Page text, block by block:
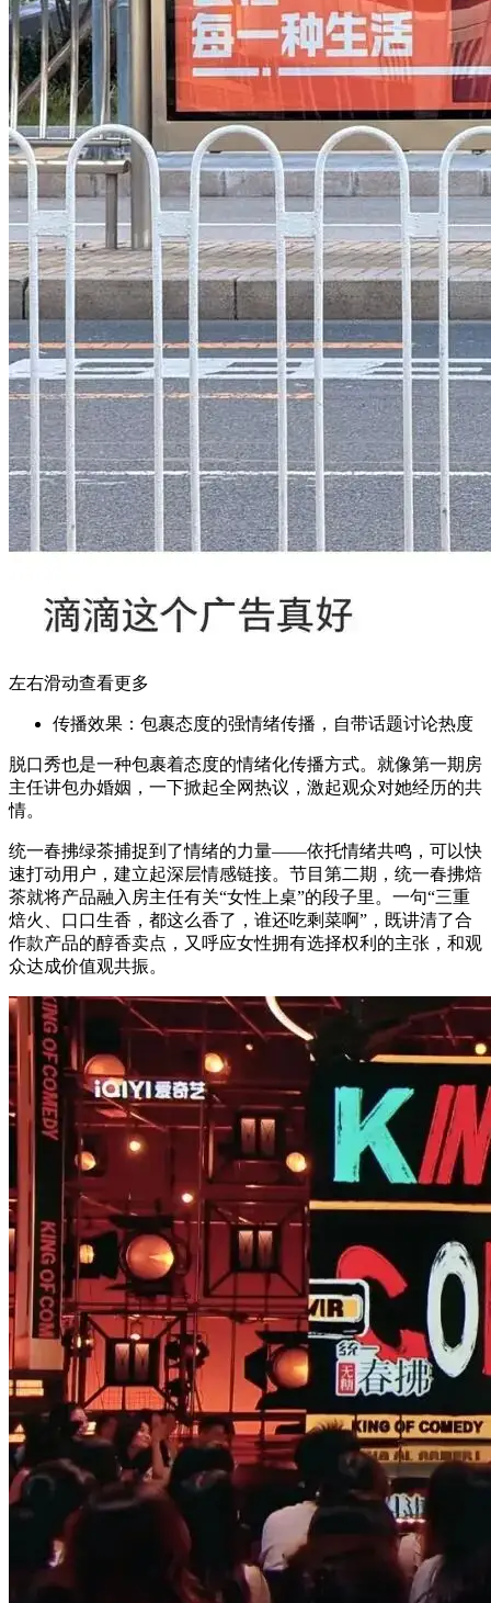
左右滑动查看更多
传播效果：包裹态度的强情绪传播，自带话题讨论热度
脱口秀也是一种包裹着态度的情绪化传播方式。就像第一期房
主任讲包办婚姻，一下掀起全网热议，激起观众对她经历的共
情。
统一春拂绿茶捕捉到了情绪的力量——依托情绪共鸣，可以快
速打动用户，建立起深层情感链接。节目第二期，统一春拂焙
茶就将产品融入房主任有关“女性上桌”的段子里。一句“三重
焙火、口口生香，都这么香了，谁还吃剩菜啊”，既讲清了合
作款产品的醇香卖点，又呼应女性拥有选择权利的主张，和观
众达成价值观共振。